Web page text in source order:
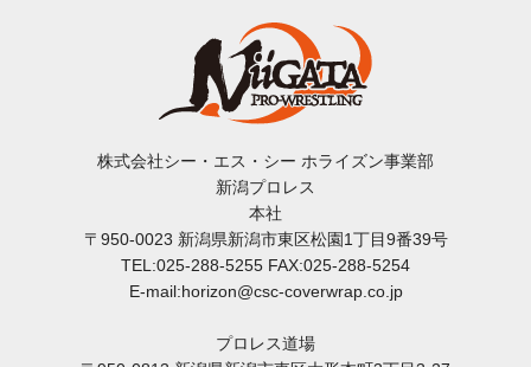
株式会社シー・エス・シー ホライズン事業部
新潟プロレス
本社
〒950-0023 新潟県新潟市東区松園1丁目9番39号
TEL:025-288-5255 FAX:025-288-5254
E-mail:horizon@csc-coverwrap.co.jp
プロレス道場